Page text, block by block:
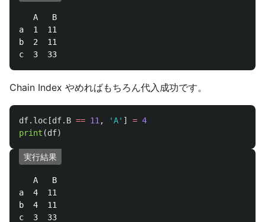
   A   B
a  1  11
b  2  11
Chain Index やめればもちろん代入成功です。
df. loc [df. B == 11, 'A' ] = 4
print (df)
実行結果
   A   B
a  4  11
b  4  11